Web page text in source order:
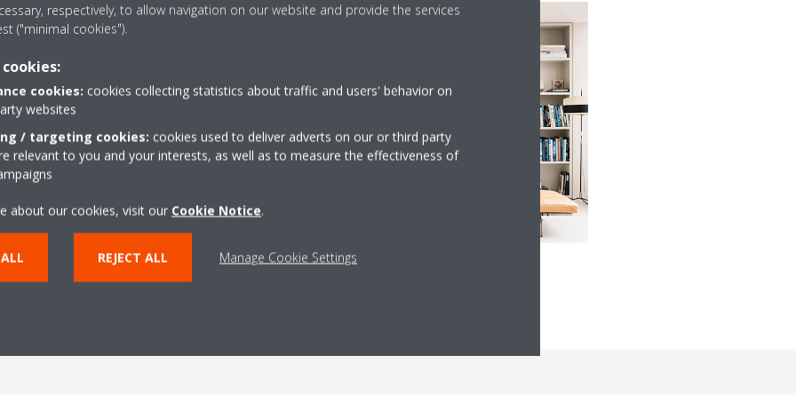
të mesme janë
gaz në shtëpitë e
dhe 2000.
nën dysheme si edhe me
dhe prodhuar në
Daikin përshtaten me
respectively, to allow navigation on our website and provide the services
("minimal cookies").
cookies: cookies collecting statistics about traffic and users' behavior on
websites
/ targeting cookies: cookies used to deliver adverts on our or third party
relevant to you and your interests, as well as to measure the effectiveness of
about our cookies, visit our Cookie Notice.
REJECT ALL Manage Cookie Settings